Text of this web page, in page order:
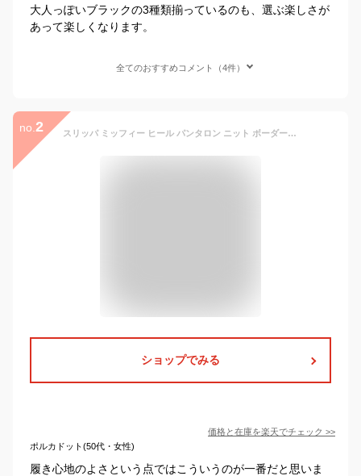
大人っぽいブラックの3種類揃っているのも、選ぶ楽しさが
あって楽しくなります。
全てのおすすめコメント（4件）
no. 2 スリッパ ミッフィー ヒール パンタロン ニット ボーダー かわいい レディース おしゃれ 前あき 室内 ルームシューズ 送料無料 1足 2足
ショップでみる
価格と在庫を楽天でチェック >>
ポルカドット(50代・女性)
履き心地のよさという点ではこういうのが一番だと思いま